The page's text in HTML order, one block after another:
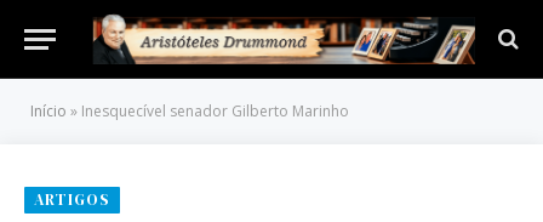
Início » Inesquecível senador Gilberto Marinho
ARTIGOS